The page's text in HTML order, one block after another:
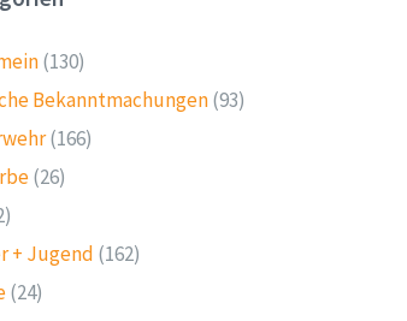
(130)
Bekanntmachungen(93)
(166)
(26)
+ Jugend (162)
(24)